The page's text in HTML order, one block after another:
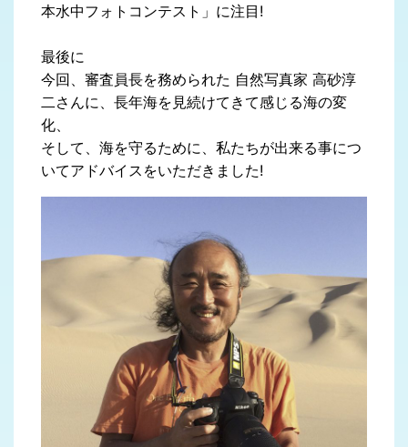
本水中フォトコンテスト」に注目!
最後に
今回、審査員長を務められた 自然写真家 高砂淳
二さんに、長年海を見続けてきて感じる海の変
化、
そして、海を守るために、私たちが出来る事につ
いてアドバイスをいただきました!